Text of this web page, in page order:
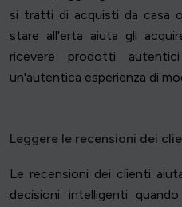
si tratti di acquisti da casa
stare all'erta aiuta gli
ricevere prodotti
un'autentica esperienza di
Leggere le recensioni dei
Le recensioni dei clienti
decisioni intelligenti